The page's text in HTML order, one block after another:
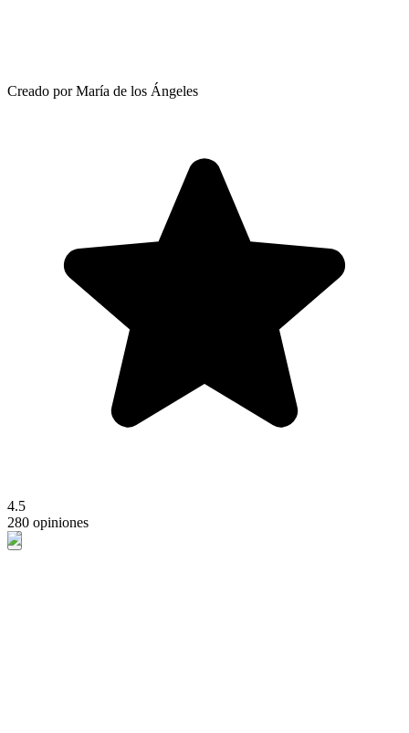
Creado por María de los Ángeles
4.5
280 opiniones